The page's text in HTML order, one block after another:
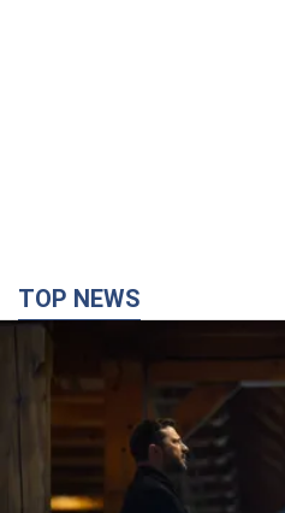
TOP NEWS